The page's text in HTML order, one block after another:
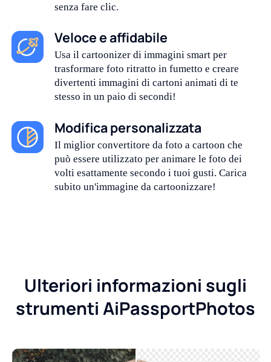
senza fare clic.
Veloce e affidabile
Usa il cartoonizer di immagini smart per
trasformare foto ritratto in fumetto e creare
divertenti immagini di cartoni animati di te
stesso in un paio di secondi!
Modifica personalizzata
Il miglior convertitore da foto a cartoon che
può essere utilizzato per animare le foto dei
volti esattamente secondo i tuoi gusti. Carica
subito un'immagine da cartoonizzare!
Ulteriori informazioni sugli
strumenti AiPassportPhotos